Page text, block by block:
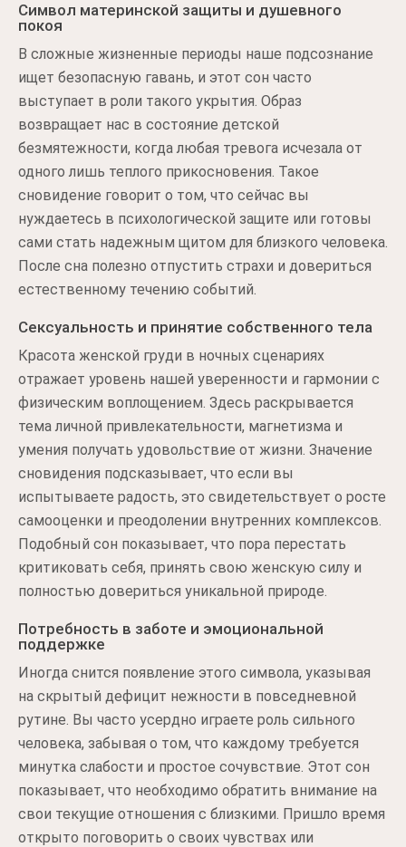
Символ материнской защиты и душевного
покоя
В сложные жизненные периоды наше подсознание
ищет безопасную гавань, и этот сон часто
выступает в роли такого укрытия. Образ
возвращает нас в состояние детской
безмятежности, когда любая тревога исчезала от
одного лишь теплого прикосновения. Такое
сновидение говорит о том, что сейчас вы
нуждаетесь в психологической защите или готовы
сами стать надежным щитом для близкого человека.
После сна полезно отпустить страхи и довериться
естественному течению событий.
Сексуальность и принятие собственного тела
Красота женской груди в ночных сценариях
отражает уровень нашей уверенности и гармонии с
физическим воплощением. Здесь раскрывается
тема личной привлекательности, магнетизма и
умения получать удовольствие от жизни. Значение
сновидения подсказывает, что если вы
испытываете радость, это свидетельствует о росте
самооценки и преодолении внутренних комплексов.
Подобный сон показывает, что пора перестать
критиковать себя, принять свою женскую силу и
полностью довериться уникальной природе.
Потребность в заботе и эмоциональной
поддержке
Иногда снится появление этого символа, указывая
на скрытый дефицит нежности в повседневной
рутине. Вы часто усердно играете роль сильного
человека, забывая о том, что каждому требуется
минутка слабости и простое сочувствие. Этот сон
показывает, что необходимо обратить внимание на
свои текущие отношения с близкими. Пришло время
открыто поговорить о своих чувствах или